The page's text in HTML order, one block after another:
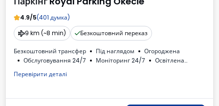
4.9/5(401 думка)
9 km (~8 min)
Безкоштовний переказ
Безкоштовний трансфер Під наглядом
Огороджена
Обслуговування 24/7
Моніторинг 24/7
Oсвітлена
ПДВ
Перевірити деталі